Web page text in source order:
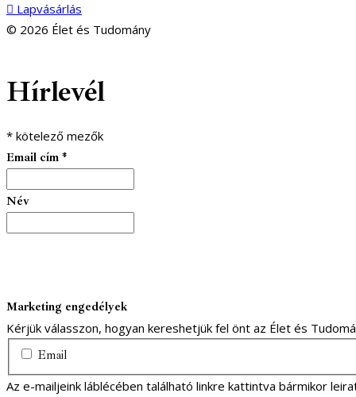
Lapvásárlás
© 2026 Élet és Tudomány
Hírlevél
* kötelező mezők
Email cím *
Név
Marketing engedélyek
Kérjük válasszon, hogyan kereshetjük fel önt az Élet és
Email
Az e-mailjeink láblécében található linkre kattintva bármikor